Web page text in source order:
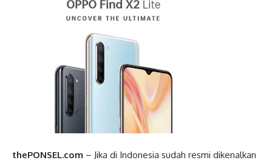
thePONSEL.com – Jika di Indonesia sudah resmi dikenalkan